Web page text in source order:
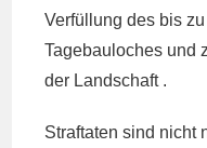
Verfüllung des bis
Tagebauloches und
der Landschaft .
Straftaten sind nicht